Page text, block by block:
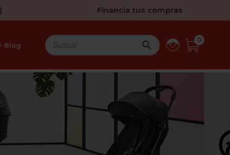
Financia tus compras
Blog  0